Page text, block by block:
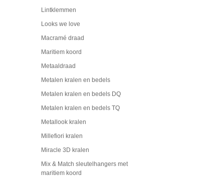
Lintklemmen
Looks we love
Macramé draad
Maritiem koord
Metaaldraad
Metalen kralen en bedels
Metalen kralen en bedels DQ
Metalen kralen en bedels TQ
Metallook kralen
Millefiori kralen
Miracle 3D kralen
Mix & Match sleutelhangers met
maritiem koord